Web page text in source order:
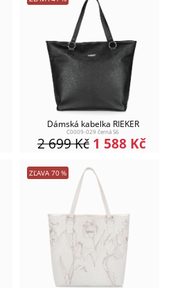
Dámská kabelka RIEKER
C0009-029 černá S6
1 588 Kč
2 699Kč
ZĽAVA 70%